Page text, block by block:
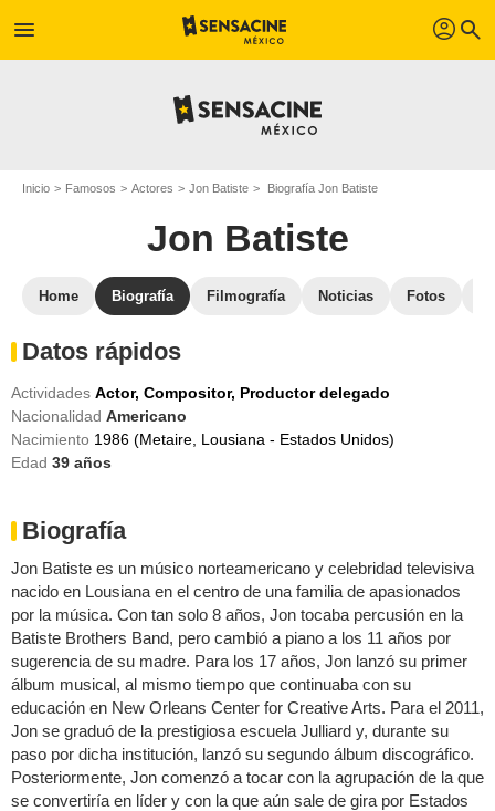
menu profil search
Inicio Famosos Actores Jon Batiste Biografía Jon Batiste
Jon Batiste
Home Biografía Filmografía Noticias Fotos
Datos rápidos
Actividades Actor, Compositor, Productor delegado
Nacionalidad Americano
Nacimiento 1986 (Metaire, Lousiana - Estados Unidos)
Edad 39 años
Biografía
Jon Batiste es un músico norteamericano y celebridad televisiva
nacido en Lousiana en el centro de una familia de apasionados
por la música. Con tan solo 8 años, Jon tocaba percusión en la
Batiste Brothers Band, pero cambió a piano a los 11 años por
sugerencia de su madre. Para los 17 años, Jon lanzó su primer
álbum musical, al mismo tiempo que continuaba con su
educación en New Orleans Center for Creative Arts. Para el 2011,
Jon se graduó de la prestigiosa escuela Julliard y, durante su
paso por dicha institución, lanzó su segundo álbum discográfico.
Posteriormente, Jon comenzó a tocar con la agrupación de la que
se convertiría en líder y con la que aún sale de gira por Estados